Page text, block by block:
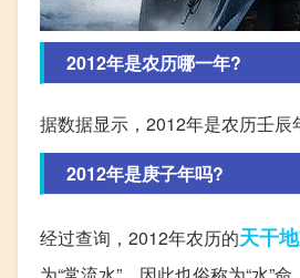
2012年是农历哪一年?
据数据显示，2012年是农历壬辰
2012年是庚子年吗?
经过查询，2012年农历的天干